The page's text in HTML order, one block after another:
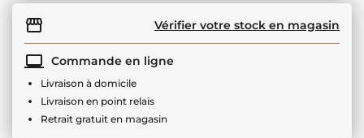
Vérifier votre stock en magasin
Commande en ligne
Livraison à domicile
Livraison en point relais
Retrait gratuit en magasin